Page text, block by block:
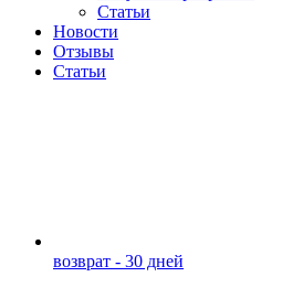
Статьи
Новости
Отзывы
Статьи
возврат - 30 дней